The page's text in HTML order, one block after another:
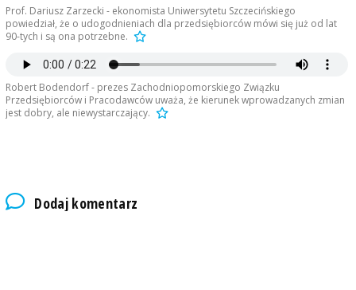
Prof. Dariusz Zarzecki - ekonomista Uniwersytetu Szczecińskiego
powiedział, że o udogodnieniach dla przedsiębiorców mówi się już od lat
90-tych i są ona potrzebne.
Robert Bodendorf - prezes Zachodniopomorskiego Związku
Przedsiębiorców i Pracodawców uważa, że kierunek wprowadzanych zmian
jest dobry, ale niewystarczający.
Dodaj komentarz